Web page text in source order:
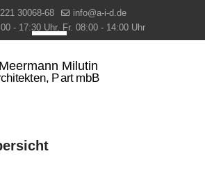
30068-68
info@a-i-d.de
- 17:30 Uhr, Fr. 08:00 - 14:00 Uhr